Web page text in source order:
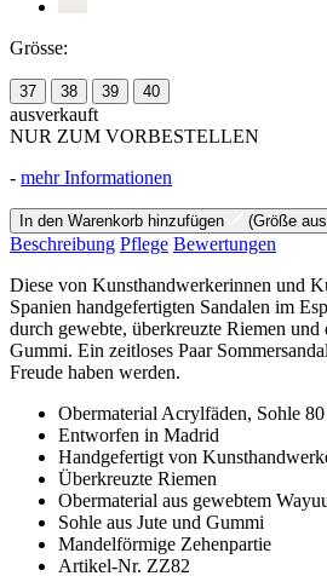
Grösse:
37 38 39 40
ausverkauft
NUR ZUM VORBESTELLEN
- mehr Informationen
In den Warenkorb hinzufügen (Größe
Beschreibung Pflege Bewertungen
Diese von Kunsthandwerkerinnen und
Spanien handgefertigten Sandalen im
durch gewebte, überkreuzte Riemen und
Gummi. Ein zeitloses Paar
Freude haben werden.
Obermaterial Acrylfäden, Sohle
Entworfen in Madrid
Handgefertigt von
Überkreuzte Riemen
Obermaterial aus gewebtem
Sohle aus Jute und Gummi
Mandelförmige Zehenpartie
Artikel-Nr. ZZ82